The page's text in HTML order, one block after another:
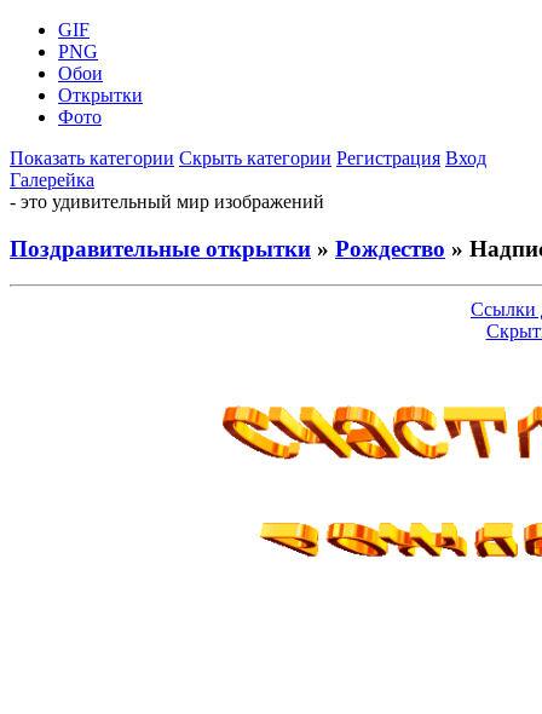
GIF
PNG
Обои
Открытки
Фото
Показать категории Скрыть категории Регистрация Вход
Галерейка
- это удивительный мир изображений
Поздравительные открытки » Рождество »
Ссылки